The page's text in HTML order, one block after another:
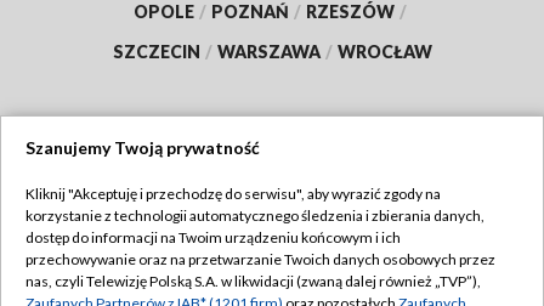
OPOLE / POZNAŃ / RZESZÓW /
SZCZECIN / WARSZAWA / WROCŁAW
TVP
Abonament TVP
Emisja w TVP
Regulamin TVP
Szanujemy Twoją prywatność
Kliknij "Akceptuję i przechodzę do serwisu", aby wyrazić zgody na
korzystanie z technologii automatycznego śledzenia i zbierania danych,
dostęp do informacji na Twoim urządzeniu końcowym i ich
przechowywanie oraz na przetwarzanie Twoich danych osobowych przez
nas, czyli Telewizję Polską S.A. w likwidacji (zwaną dalej również „TVP”),